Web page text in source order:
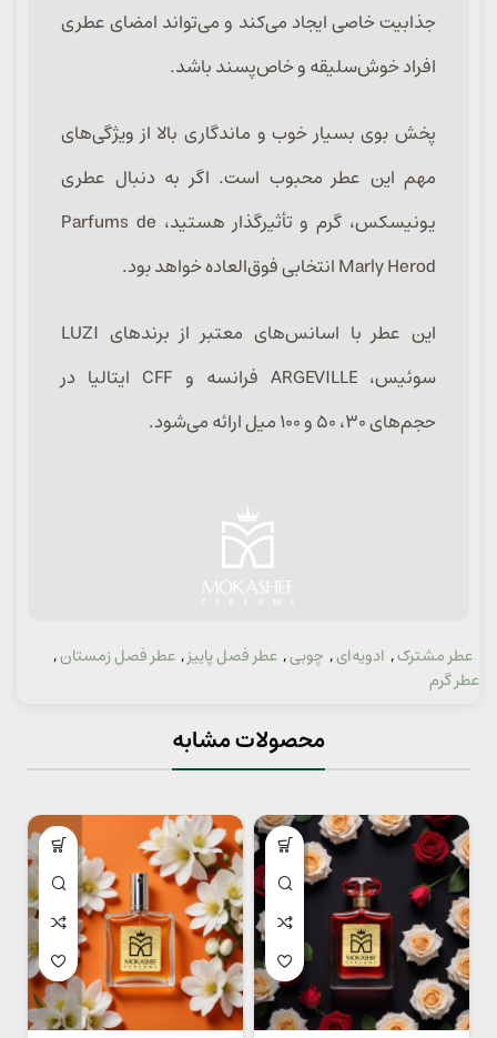
جذابیت خاصی ایجاد می‌کند و می‌تواند امضای عطری
افراد خوش‌سلیقه و خاص‌پسند باشد.
پخش بوی بسیار خوب و ماندگاری بالا از ویژگی‌های
مهم این عطر محبوب است. اگر به دنبال عطری
یونیسکس، گرم و تأثیرگذار هستید، Parfums de
Marly Herod انتخابی فوق‌العاده خواهد بود.
این عطر با اسانس‌های معتبر از برندهای LUZI
سوئیس، ARGEVILLE فرانسه و CFF ایتالیا در
حجم‌های ۳۰، ۵۰ و ۱۰۰ میل ارائه می‌شود.
عطر مشترک, ادویه‌ای, چوبی, عطر فصل پاییز, عطر فصل زمستان,
عطر گرم
محصولات مشابه